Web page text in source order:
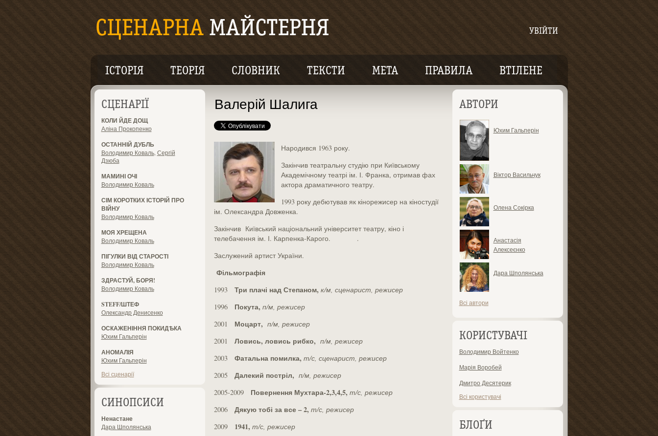
УВІЙТИ
ІСТОРІЯ ТЕОРІЯ СЛОВНИК ТЕКСТИ МЕТА ПРАВИЛА ВТІЛЕНЕ
СЦЕНАРІЇ
КОЛИ ЙДЕ ДОЩ
Аліна Прокопенко
ОСТАННІЙ ДУБЛЬ
Володимир Коваль, Сергій
Дзюба
МАМИНІ ОЧІ
Володимир Коваль
СІМ КОРОТКИХ ІСТОРІЙ ПРО
ВІЙНУ
Володимир Коваль
МОЯ ХРЕЩЕНА
Володимир Коваль
ПІГУЛКИ ВІД СТАРОСТІ
Володимир Коваль
ЗДРАСТУЙ, БОРЯ!
Володимир Коваль
STEFF/ШТЕФ
Олександр Денисенко
ОСКАЖЕНІННЯ ПОКИДѢКА
Юхим Гальперін
АНОМАЛІЯ
Юхим Гальперін
Всі сценарії
СИНОПСИСИ
Ненастане
Дара Шполянська
АВТОРИ
Юхим Гальперін
Віктор Васильчук
Олена Сокірка
Анастасія
Алексеєнко
Дара Шполянська
Всі автори
КОРИСТУВАЧІ
Володимир Войтенко
Марія Воробей
Дмитро Десятерик
Всі користувачі
БЛОҐИ
Валерій Шалига
Народився 1963 року.
Закінчив театральну студію при Київському
Академічному театрі ім. І. Франка, отримав фах
актора драматичного театру.
1993 року дебютував як кінорежисер на кіностудії
ім. Олександра Довженка.
Закінчив Київський національний університет театру, кіно і
телебачення ім. І. Карпенка-Карого. .
Заслужений артист України.
Фільмографія
1993 Три плачі над Степаном, к/м, сценарист, режисер
1996 Покута, п/м, режисер
2001 Моцарт, п/м, режисер
2001 Ловись, ловись рибко, п/м, режисер
2003 Фатальна помилка, т/с, сценарист, режисер
2005 Далекий постріл, п/м, режисер
2005-2009 Повернення Мухтара-2,3,4,5, т/с, режисер
2006 Дякую тобі за все – 2, т/с, режисер
2009 1941, т/с, режисер